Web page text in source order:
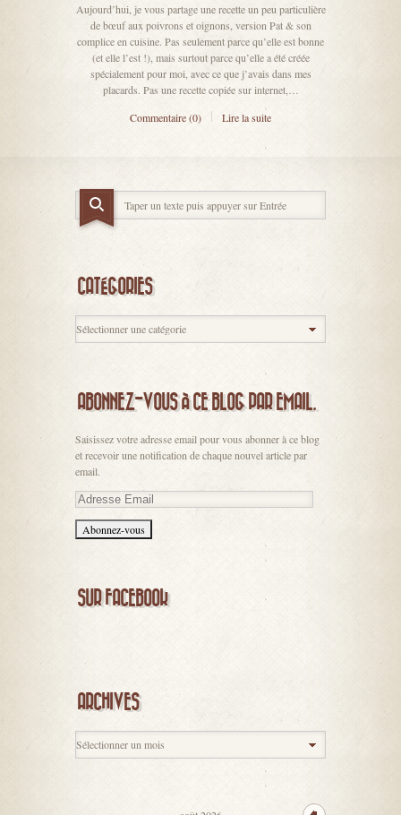
Aujourd’hui, je vous partage une recette un peu particulière
de bœuf aux poivrons et oignons, version Pat & son
complice en cuisine. Pas seulement parce qu’elle est bonne
(et elle l’est !), mais surtout parce qu’elle a été créée
spécialement pour moi, avec ce que j’avais dans mes
placards. Pas une recette copiée sur internet,…
Commentaire (0)
Lire la suite
CATÉGORIES
ABONNEZ-VOUS À CE BLOG PAR EMAIL.
Saisissez votre adresse email pour vous abonner à ce blog
et recevoir une notification de chaque nouvel article par
email.
Adresse
SUR FACEBOOK
ARCHIVES